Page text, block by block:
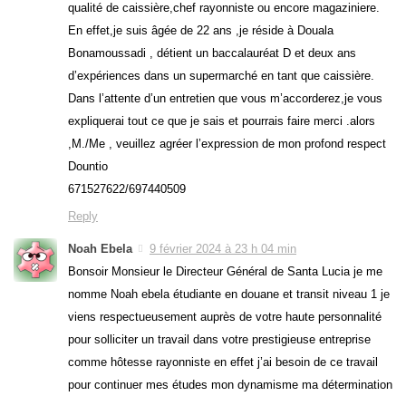
qualité de caissière,chef rayonniste ou encore magaziniere.
En effet,je suis âgée de 22 ans ,je réside à Douala
Bonamoussadi , détient un baccalauréat D et deux ans
d’expériences dans un supermarché en tant que caissière.
Dans l’attente d’un entretien que vous m’accorderez,je vous
expliquerai tout ce que je sais et pourrais faire merci .alors
,M./Me , veuillez agréer l’expression de mon profond respect
Dountio
671527622/697440509
Reply
Noah Ebela
9 février 2024 à 23 h 04 min
Bonsoir Monsieur le Directeur Général de Santa Lucia je me
nomme Noah ebela étudiante en douane et transit niveau 1 je
viens respectueusement auprès de votre haute personnalité
pour solliciter un travail dans votre prestigieuse entreprise
comme hôtesse rayonniste en effet j’ai besoin de ce travail
pour continuer mes études mon dynamisme ma détermination